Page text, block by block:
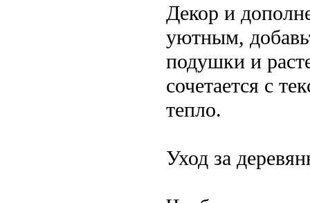
Декор и
уютным,
подушки и
сочетается с
тепло.
Уход за